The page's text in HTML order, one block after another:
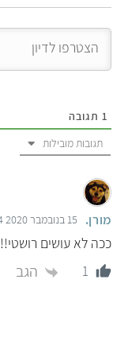
1 תגובה
תגובות מובילות
מורן. 15 בנובמבר 2020 10:34
ככה לא עושים רושטי!!
1
הגב